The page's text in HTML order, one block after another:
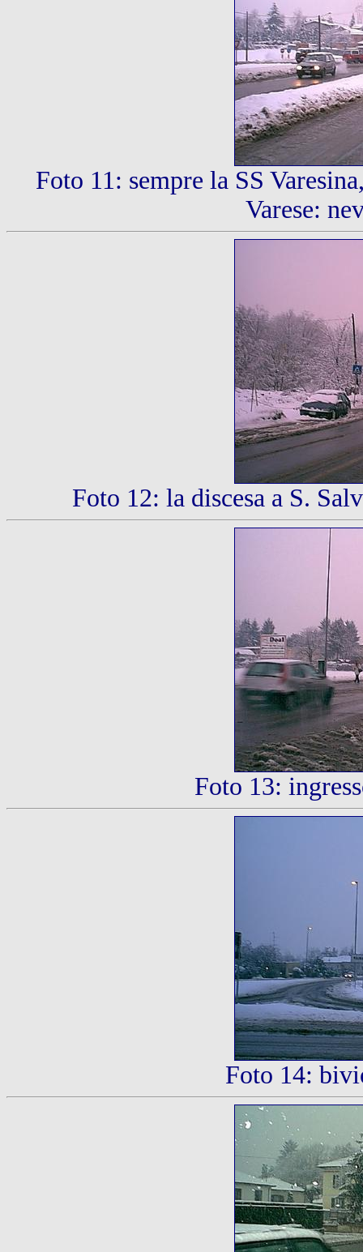
Foto 11: sempre la SS
Varese:
Foto 12: la discesa a S.
Foto 13:
Foto 14: